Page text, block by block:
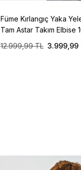
Füme Kırlangıç Yaka
Tam Astar Takım Elbise
12.999,99 TL 3.999,99